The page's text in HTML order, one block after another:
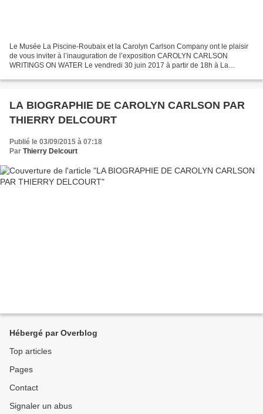
Le Musée La Piscine-Roubaix et la Carolyn Carlson Company ont le plaisir
de vous inviter à l’inauguration de l’exposition CAROLYN CARLSON
WRITINGS ON WATER Le vendredi 30 juin 2017 à partir de 18h à La
LA BIOGRAPHIE DE CAROLYN CARLSON PAR
THIERRY DELCOURT
Publié le 03/09/2015 à 07:18
Par Thierry Delcourt
Hébergé par Overblog
Top articles
Pages
Contact
Signaler un abus